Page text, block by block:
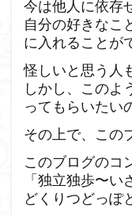
今は他人に依存
自分の好きなこ
に入れることが
怪しいと思う人
しかし、このよ
ってもらいたい
その上で、この
このブログのコ
「独立独歩〜い
どくりつどっぽ